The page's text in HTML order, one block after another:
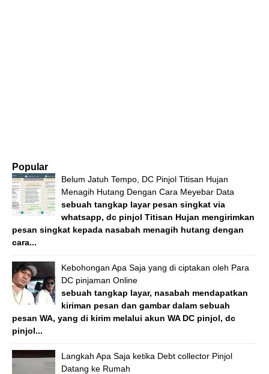
Popular
Belum Jatuh Tempo, DC Pinjol Titisan Hujan
Menagih Hutang Dengan Cara Meyebar Data
sebuah tangkap layar pesan singkat via
whatsapp, dc pinjol Titisan Hujan mengirimkan
pesan singkat kepada nasabah menagih hutang dengan
cara...
Kebohongan Apa Saja yang di ciptakan oleh Para
DC pinjaman Online
sebuah tangkap layar, nasabah mendapatkan
kiriman pesan dan gambar dalam sebuah
pesan WA, yang di kirim melalui akun WA DC pinjol, dc
pinjol...
Langkah Apa Saja ketika Debt collector Pinjol
Datang ke Rumah